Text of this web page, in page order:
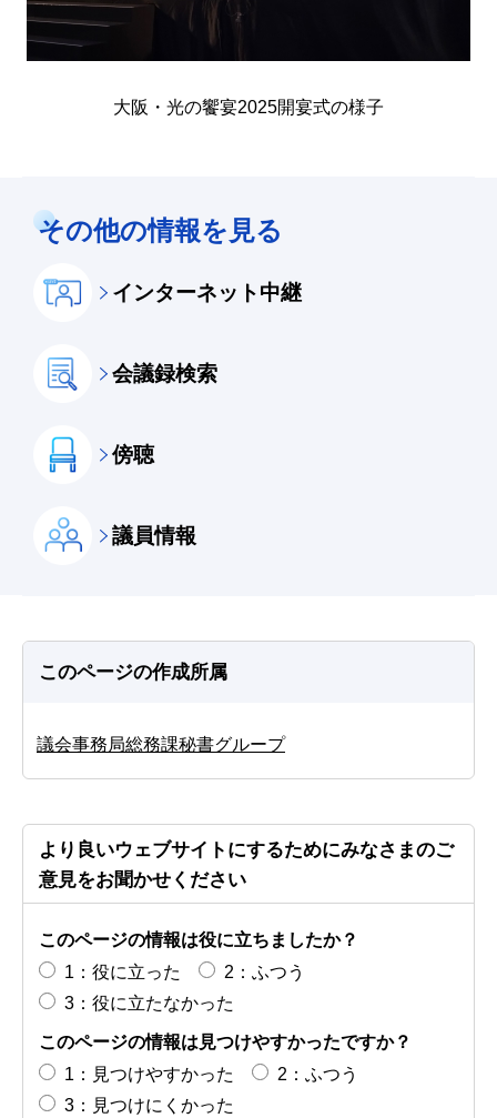
大阪・光の饗宴2025開宴式の様子
その他の情報を見る
インターネット中継
会議録検索
傍聴
議員情報
このページの作成所属
議会事務局総務課秘書グループ
より良いウェブサイトにするためにみなさまのご
意見をお聞かせください
このページの情報は役に立ちましたか？
1：役に立った
2：ふつう
3：役に立たなかった
このページの情報は見つけやすかったですか？
1：見つけやすかった
2：ふつう
3：見つけにくかった